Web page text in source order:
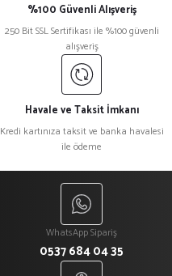
%100 Güvenli Alışveriş
250 Bit SSL Sertifikası ile %100 güvenli
alışveriş
Havale ve Taksit İmkanı
Kredi kartınıza taksit ve banka havalesi
ile ödeme
WhatsApp Sipariş
0537 684 04 35